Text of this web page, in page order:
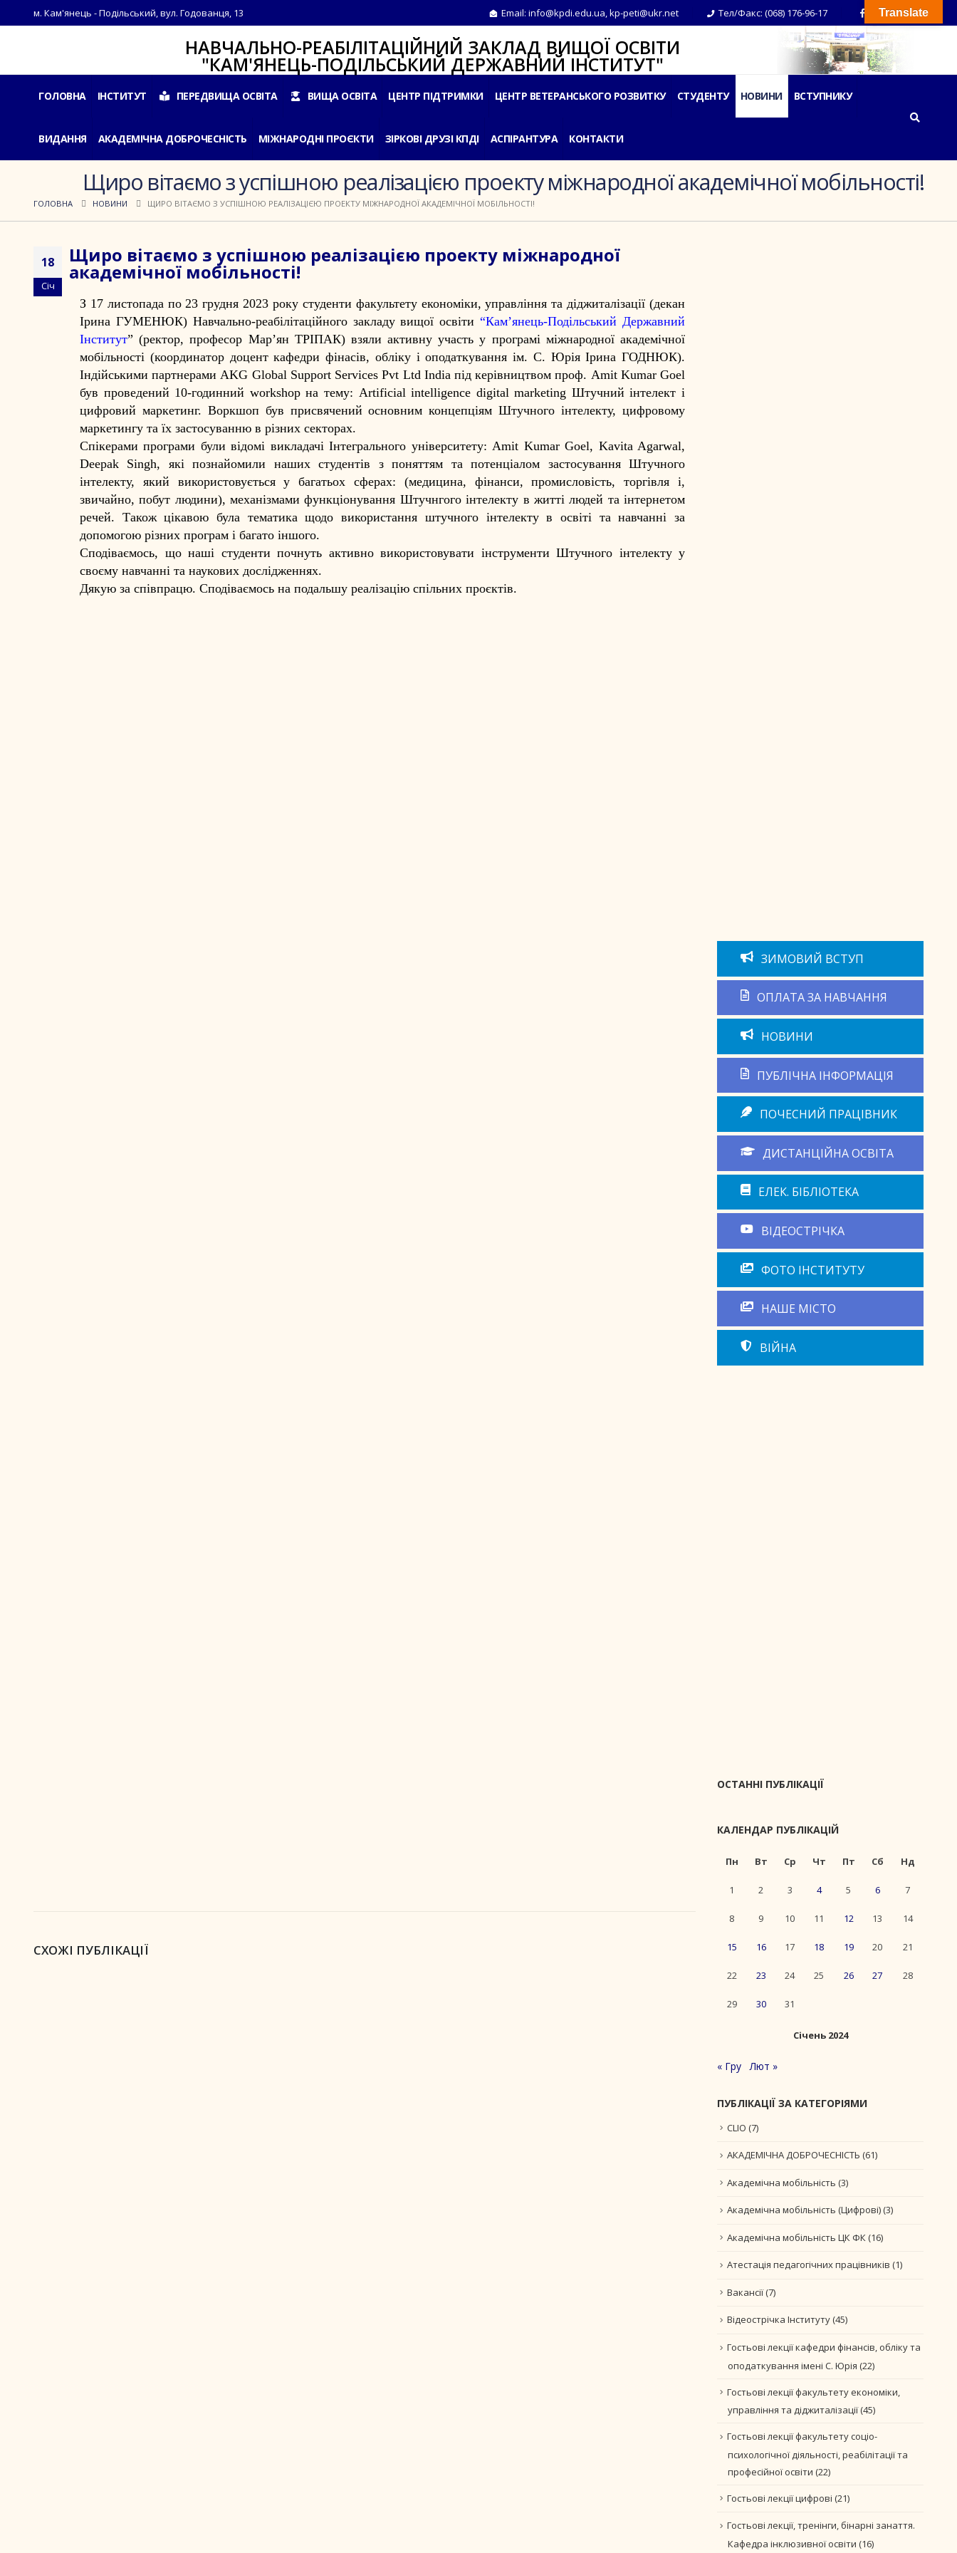
м. Кам'янець - Подільський, вул. Годованця, 13 Email: info@kpdi.edu.ua,kp-peti@ukr.net Тел/Факс: (068) 176-96-17
НАВЧАЛЬНО-РЕАБІЛІТАЦІЙНИЙ ЗАКЛАД ВИЩОЇ ОСВІТИ
"КАМ'ЯНЕЦЬ-ПОДІЛЬСЬКИЙ ДЕРЖАВНИЙ ІНСТИТУТ"
ГОЛОВНА ІНСТИТУТ ПЕРЕДВИЩА ОСВІТА ВИЩА ОСВІТА ЦЕНТР ПІДТРИМКИ ЦЕНТР ВЕТЕРАНСЬКОГО РОЗВИТКУ СТУДЕНТУ НОВИНИ ВСТУПНИКУ
ВИДАННЯ АКАДЕМІЧНА ДОБРОЧЕСНІСТЬ МІЖНАРОДНІ ПРОЄКТИ ЗІРКОВІ ДРУЗІ КПДІ АСПІРАНТУРА КОНТАКТИ
Щиро вітаємо з успішною реалізацією проекту міжнародної академічної мобільності!
ГОЛОВНА НОВИНИ ЩИРО ВІТАЄМО З УСПІШНОЮ РЕАЛІЗАЦІЄЮ ПРОЕКТУ МІЖНАРОДНОЇ АКАДЕМІЧНОЇ МОБІЛЬНОСТІ!
18
Січ
Щиро вітаємо з успішною реалізацією проекту міжнародної
академічної мобільності!
З 17 листопада по 23 грудня 2023 року студенти факультету економіки, управління та діджиталізації (декан
Ірина ГУМЕНЮК) Навчально-реабілітаційного закладу вищої освіти“Кам’янець-Подільський Державний
Інститут” (ректор, професор Мар’ян ТРІПАК) взяли активну участь у програмі міжнародної академічної
мобільності (координатор доцент кафедри фінасів, обліку і оподаткування ім. С. Юрія Ірина ГОДНЮК).
Індійськими партнерами AKG Global Support Services Pvt Ltd India під керівництвом проф. Amit Kumar Goel
був проведений 10-годинний workshop на тему: Artificial intelligence digital marketing Штучний інтелект і
цифровий маркетинг. Воркшоп був присвячений основним концепціям Штучного інтелекту, цифровому
маркетингу та їх застосуванню в різних секторах.
Спікерами програми були відомі викладачі Інтегрального університету: Amit Kumar Goel, Kavita Agarwal,
Deepak Singh, які познайомили наших студентів з поняттям та потенціалом застосування Штучного
інтелекту, який використовується у багатьох сферах: (медицина, фінанси, промисловість, торгівля і,
звичайно, побут людини), механізмами функціонування Штучнгого інтелекту в житті людей та інтернетом
речей. Також цікавою була тематика щодо використання штучного інтелекту в освіті та навчанні за
допомогою різних програм і багато іншого.
Сподіваємось, що наші студенти почнуть активно використовувати інструменти Штучного інтелекту у
своєму навчанні та наукових дослідженнях.
Дякую за співпрацю. Сподіваємось на подальшу реалізацію спільних проєктів.
СХОЖІ ПУБЛІКАЦІЇ
ЗИМОВИЙ ВСТУП
ОПЛАТА ЗА НАВЧАННЯ
НОВИНИ
ПУБЛІЧНА ІНФОРМАЦІЯ
ПОЧЕСНИЙ ПРАЦІВНИК
ДИСТАНЦІЙНА ОСВІТА
ЕЛЕК. БІБЛІОТЕКА
ВІДЕОСТРІЧКА
ФОТО ІНСТИТУТУ
НАШЕ МІСТО
ВІЙНА
ОСТАННІ ПУБЛІКАЦІЇ
КАЛЕНДАР ПУБЛІКАЦІЙ
Січень 2024
Пн Вт Ср Чт Пт Сб Нд
1 2 3 4 5 6 7
8 9 10 11 12 13 14
15 16 17 18 19 20 21
22 23 24 25 26 27 28
29 30 31
« Гру Лют »
ПУБЛІКАЦІЇ ЗА КАТЕГОРІЯМИ
CLIO (7)
АКАДЕМІЧНА ДОБРОЧЕСНІСТЬ (61)
Академічна мобільність (3)
Академічна мобільність (Цифрові)(3)
Академічна мобільність ЦК ФК(16)
Атестація педагогічних працівників (1)
Вакансії(7)
Відеострічка Інституту(45)
Гостьові лекції кафедри фінансів, обліку та
оподаткування імені С. Юрія (22)
Гостьові лекції факультету економіки,
управління та діджиталізації(45)
Гостьові лекції факультету соціо-
психологічної діяльності, реабілітації та
професійної освіти (22)
Гостьові лекції цифрові (21)
Гостьові лекції, тренінги, бінарні занаття.
Кафедра інклюзивної освіти (16)
Translate